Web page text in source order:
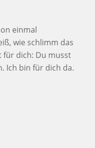
einmal
wie schlimm das
für dich: Du musst
Ich bin für dich da.